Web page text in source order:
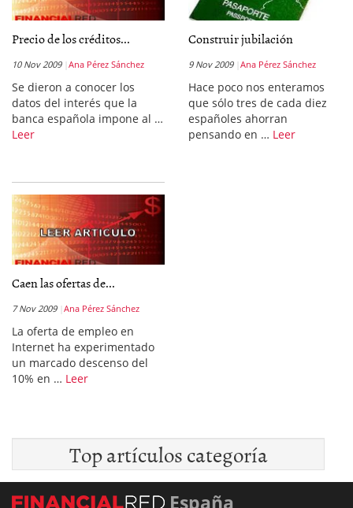
Precio de los créditos...
10 Nov 2009 Ana Pérez Sánchez
Se dieron a conocer los
datos del interés que la
banca española impone al …
Leer
Construir jubilación
9 Nov 2009 Ana Pérez Sánchez
Hace poco nos enteramos
que sólo tres de cada diez
españoles ahorran
pensando en … Leer
Caen las ofertas de...
7 Nov 2009 Ana Pérez Sánchez
La oferta de empleo en
Internet ha experimentado
un marcado descenso del
10% en … Leer
Top artículos categoría
España